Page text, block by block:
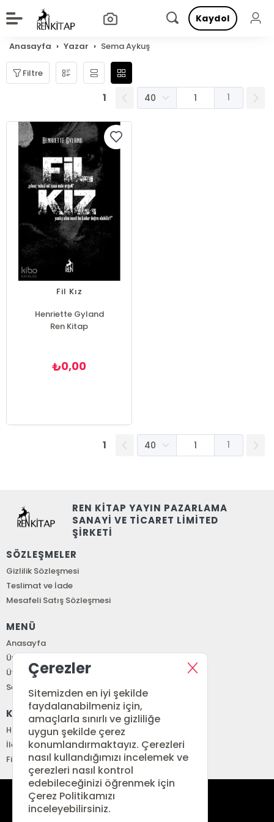
Kaydol
Anasayfa Yazar Sema Aykuş
Filtre
1 1
Fil Kız
Henriette Gyland
Ren Kitap
₺0,00
1 1
REN KİTAP YAYIN PAZARLAMA
SANAYİ VE TİCARET LİMİTED
ŞİRKETİ
SÖZLEŞMELER
Gizlilik Sözleşmesi
Teslimat ve İade
Mesafeli Satış Sözleşmesi
MENÜ
Anasayfa
Üye Girişi
Üye Ol
Sepetim
KURUMSAL
Hakkımızda
İletişim
Fiyat Listesi
siparis@renkitap.com
Çerezler
Sitemizden en iyi şekilde
faydalanabilmeniz için,
amaçlarla sınırlı ve gizliliğe
uygun şekilde çerez
konumlandırmaktayız. Çerezleri
nasıl kullandığımızı incelemek ve
çerezleri nasıl kontrol
edebileceğinizi öğrenmek için
Çerez Politikamızı
inceleyebilirsiniz.